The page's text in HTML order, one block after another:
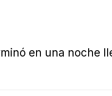
en una noche